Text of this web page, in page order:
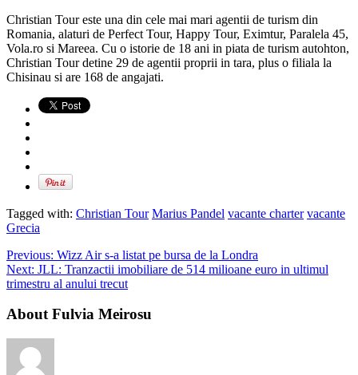
Christian Tour este una din cele mai mari agentii de turism din
Romania, alaturi de Perfect Tour, Happy Tour, Eximtur, Paralela 45,
Vola.ro si Mareea. Cu o istorie de 18 ani in piata de turism autohton,
Christian Tour detine 29 de agentii proprii in tara, plus o filiala la
Chisinau si are 168 de angajati.
Tagged with: Christian Tour Marius Pandel vacante charter vacante
Grecia
Previous: Wizz Air s-a listat pe bursa de la Londra
Next: JLL: Tranzactii imobiliare de 514 milioane euro in ultimul
trimestru al anului trecut
About Fulvia Meirosu